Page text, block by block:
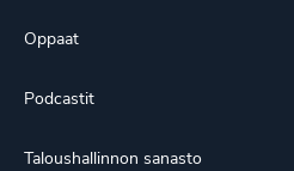
Oppaat
Podcastit
Taloushallinnon sanasto